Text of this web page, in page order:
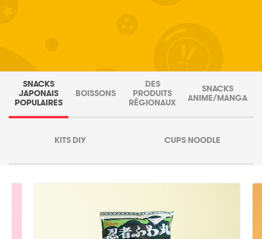
SNACKS
JAPONAIS
POPULAIRES
BOISSONS
DES
PRODUITS
RÉGIONAUX
SNACKS
ANIME/MANGA
KITS DIY CUPS NOODLE